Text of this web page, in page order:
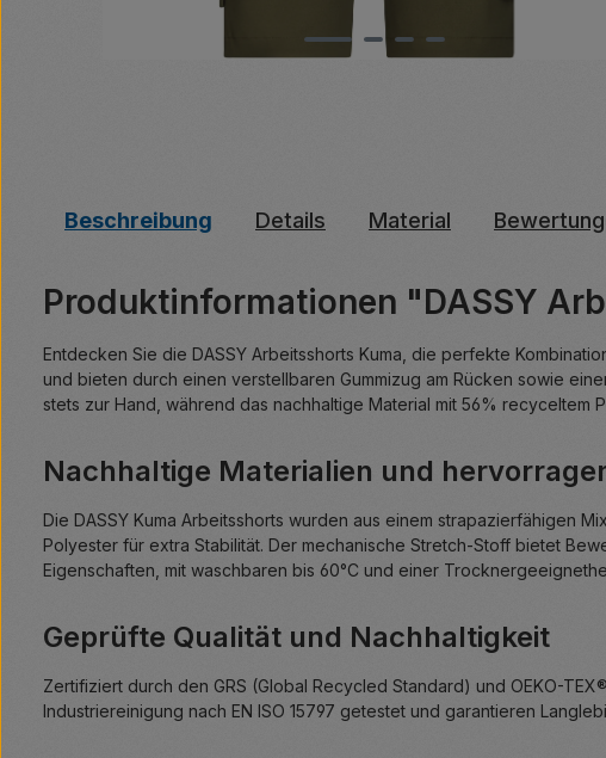
Beschreibung Details Material
Produktinformationen "DASSY
Entdecken Sie die DASSY Arbeitsshorts Kuma, die perfekte
und bieten durch einen verstellbaren Gummizug am Rücken sowie
stets zur Hand, während das nachhaltige Material mit 56% recyceltem
Nachhaltige Materialien und
Die DASSY Kuma Arbeitsshorts wurden aus einem strapazierfähigen
Polyester für extra Stabilität. Der mechanische Stretch-Stoff bietet
Eigenschaften, mit waschbaren bis 60°C und einer
Geprüfte Qualität und Nachhaltigkeit
Zertifiziert durch den GRS (Global Recycled Standard) und OEKO-
Industriereinigung nach EN ISO 15797 getestet und garantieren